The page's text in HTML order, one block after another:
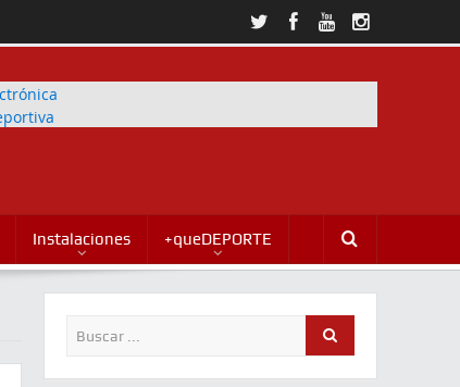
Instalaciones +queDEPORTE